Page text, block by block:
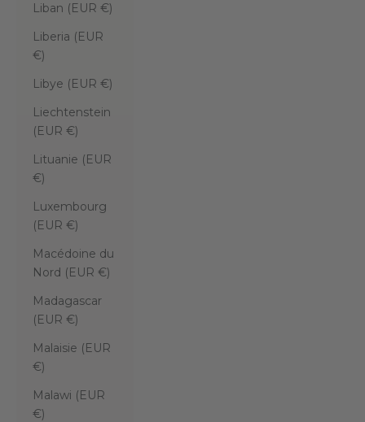
Liban (EUR €)
Liberia (EUR
€)
Libye (EUR €)
Liechtenstein
(EUR €)
Lituanie (EUR
€)
Luxembourg
(EUR €)
Macédoine du
Nord (EUR €)
Madagascar
(EUR €)
Malaisie (EUR
€)
Malawi (EUR
€)